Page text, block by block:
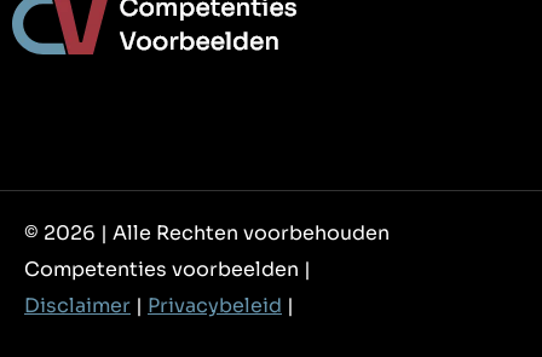
© 2026 | Alle Rechten voorbehouden
Competenties voorbeelden |
Disclaimer | Privacybeleid |